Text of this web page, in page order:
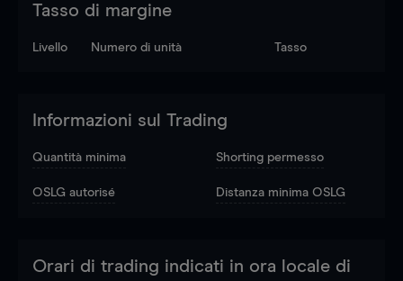
Tasso di margine
Livello Numero di unità Tasso
Informazioni sul Trading
Quantità minima Shorting permesso
OSLG autorisé Distanza minima OSLG
Orari di trading indicati in ora locale di